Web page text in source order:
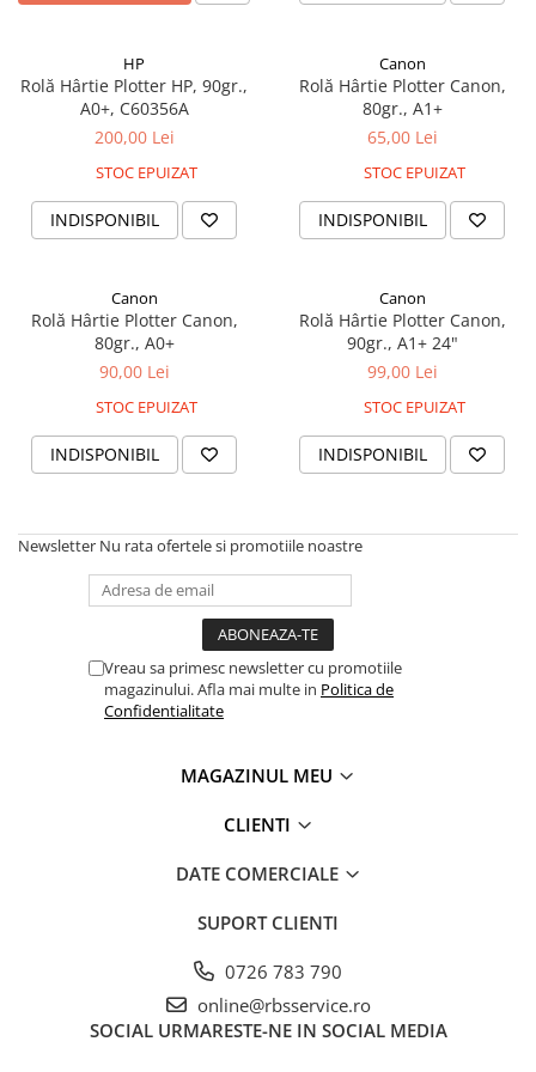
Hârtie / Produse din hârtie
Carton Color
Cuburi din Hârtie / Notițe Adezive
Etichete Autocolante
Hârtie Color
Hârtie Foto
Notes Adeziv
Registre / Repertoare
Role Casă de Marcat
Instrumente de scris
Creioane Grafice
Markere / Textmarkere
Organizare și Arhivare
Folii Protecție
HP
Rolă Hârtie Plotter HP, 90gr.,
A0+, C60356A
200,00 Lei
STOC EPUIZAT
INDISPONIBIL
Canon
Rolă Hârtie Plotter Canon,
80gr., A1+
65,00 Lei
STOC EPUIZAT
INDISPONIBIL
Canon
Rolă Hârtie Plotter Canon,
80gr., A0+
90,00 Lei
STOC EPUIZAT
INDISPONIBIL
Canon
Rolă Hârtie Plotter Canon,
90gr., A1+ 24"
99,00 Lei
STOC EPUIZAT
INDISPONIBIL
Newsletter Nu rata ofertele si promotiile noastre
Vreau sa primesc newsletter cu promotiile
magazinului. Afla mai multe in Politica de
Confidentialitate
MAGAZINUL MEU
CLIENTI
DATE COMERCIALE
SUPORT CLIENTI
0726 783 790
online@rbsservice.ro
SOCIAL URMARESTE-NE IN SOCIAL MEDIA